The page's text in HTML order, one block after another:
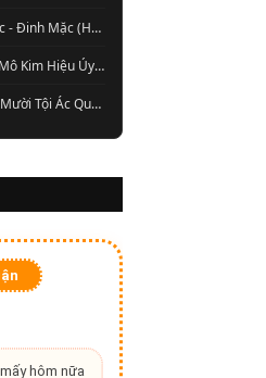
[Free] Truyện audio: Truy tìm ký ức - Đinh Mặc (Hoàn)
[Free]Truyện Audio + Đọc online: Mô Kim Hiệu Úy Cửu U Tướng Quân- Thiên Hạ Bá Xướng (Full)
[SVIP] Truyện audio + Đọc online: Mười Tội Ác Quyển 05 (Bản chính thức) - Tri Thù (Chương 10)
hôm nữa